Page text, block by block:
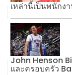
เหล่านี้เป็นพนัก
John Henson
และครอบครัว